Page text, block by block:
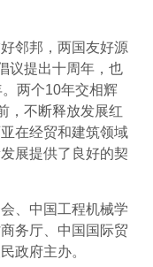
邻邦，两国友好源
议提出十周年，也
两个10年交相辉
，不断释放发展红
在经贸和建筑领域
展提供了良好的契
、中国工程机械学
务厅、中国国际贸
政府主办。